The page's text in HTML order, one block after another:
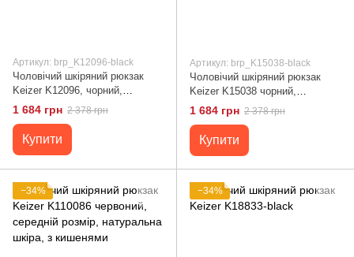
Артикул: brp_K12096-black
Чоловічий шкіряний рюкзак
Keizer K12096, чорний,
натуральна шкіра, 1
відділення, регульований
ремінь
1 684 грн 2 378 грн
Купити
Артикул: brp_K15038-black
Чоловічий шкіряний рюкзак
Keizer K15038 чорний,
компактний, з
функціональними кишенями
1 684 грн 2 378 грн
Купити
−34% −34%